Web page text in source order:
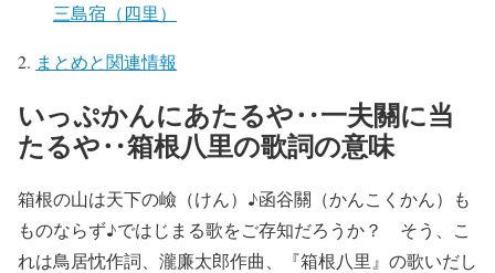
三島宿（四里）
まとめと関連情報
いっぷかんにあたるや‥一夫關に当
たるや‥箱根八里の歌詞の意味
箱根の山は天下の嶮（けん）♪函谷關（かんこくかん）も
ものならず♪ではじまる歌をご存知だろうか？ そう、こ
れは鳥居忱作詞、瀧廉太郎作曲、『箱根八里』の歌いだし